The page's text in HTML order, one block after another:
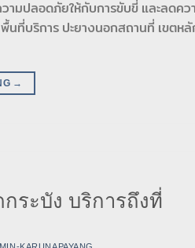
มปลอดภัยให้กับการขับขี่ และลดคว
ที่บริการ ปะยางนอกสถานที่ เขตห
→
ระบัง บริการถึงที่